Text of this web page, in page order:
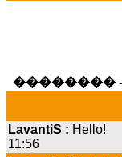
�������� -
11:56
jordan4 :